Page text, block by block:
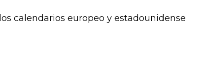
calendarios europeo y estadounidense